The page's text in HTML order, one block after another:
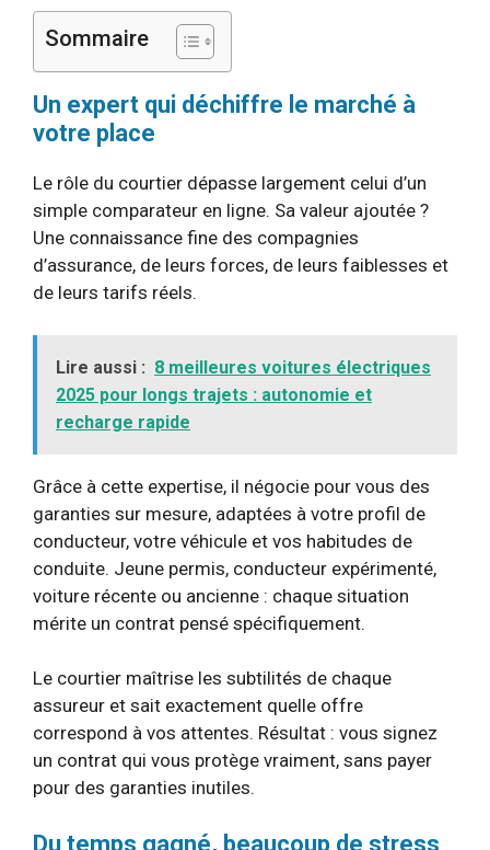
Sommaire
Un expert qui déchiffre le marché à
votre place
Le rôle du courtier dépasse largement celui d’un
simple comparateur en ligne. Sa valeur ajoutée ?
Une connaissance fine des compagnies
d’assurance, de leurs forces, de leurs faiblesses et
de leurs tarifs réels.
Lire aussi : 8 meilleures voitures électriques
2025 pour longs trajets : autonomie et
recharge rapide
Grâce à cette expertise, il négocie pour vous des
garanties sur mesure, adaptées à votre profil de
conducteur, votre véhicule et vos habitudes de
conduite. Jeune permis, conducteur expérimenté,
voiture récente ou ancienne : chaque situation
mérite un contrat pensé spécifiquement.
Le courtier maîtrise les subtilités de chaque
assureur et sait exactement quelle offre
correspond à vos attentes. Résultat : vous signez
un contrat qui vous protège vraiment, sans payer
pour des garanties inutiles.
Du temps gagné, beaucoup de stress